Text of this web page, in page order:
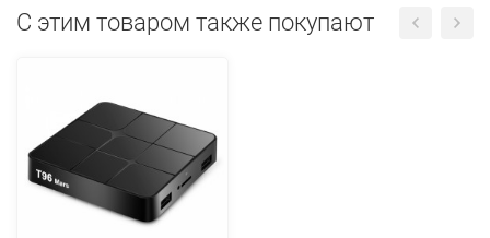
С этим товаром также покупают